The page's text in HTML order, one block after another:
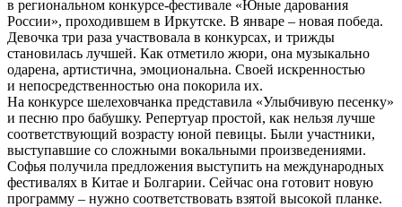
в региональном конкурсе-фестивале «Юные дарования
России», проходившем в Иркутске. В январе – новая победа.
Девочка три раза участвовала в конкурсах, и трижды
становилась лучшей. Как отметило жюри, она музыкально
одарена, артистична, эмоциональна. Своей искренностью
и непосредственностью она покорила их.
На конкурсе шелеховчанка представила «Улыбчивую песенку»
и песню про бабушку. Репертуар простой, как нельзя лучше
соответствующий возрасту юной певицы. Были участники,
выступавшие со сложными вокальными произведениями.
Софья получила предложения выступить на международных
фестивалях в Китае и Болгарии. Сейчас она готовит новую
программу – нужно соответствовать взятой высокой планке.